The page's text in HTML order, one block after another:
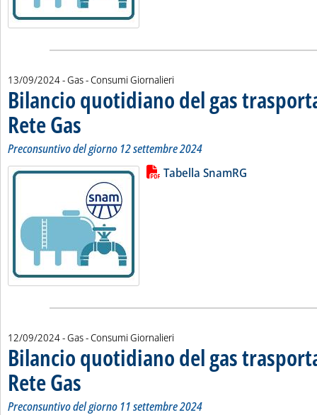
13/09/2024- Gas - Consumi Giornalieri
Bilancio quotidiano del gas
Rete Gas . Sottotitolo: Preconsuntivo del giorno 12 settembre 2024
. Pubblicata venerdì 13 settembre 2024 alle 12.40.
Preconsuntivo del giorno 12 settembre 2024
Leggi tutta la notizia: 'Bilancio
Lista allegati PDF alla notiziaTabella SnamRG
12/09/2024- Gas - Consumi Giornalieri
Bilancio quotidiano del gas
Rete Gas . Sottotitolo: Preconsuntivo del giorno 11 settembre 2024
. Pubblicata giovedì 12 settembre 2024 alle 13.2.
Preconsuntivo del giorno 11 settembre 2024